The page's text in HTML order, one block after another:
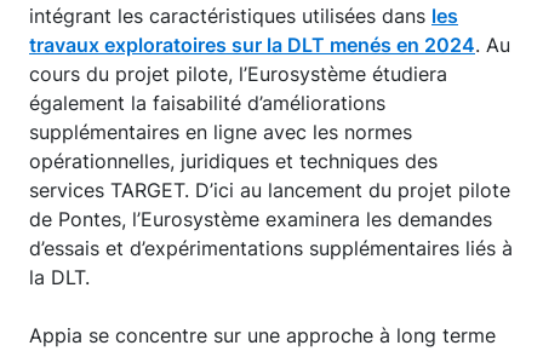
intégrant les caractéristiques utilisées dans les
travaux exploratoires sur la DLT menés en 2024. Au
cours du projet pilote, l’Eurosystème étudiera
également la faisabilité d’améliorations
supplémentaires en ligne avec les normes
opérationnelles, juridiques et techniques des
services TARGET. D’ici au lancement du projet pilote
de Pontes, l’Eurosystème examinera les demandes
d’essais et d’expérimentations supplémentaires liés à
la DLT.
Appia se concentre sur une approche à long terme